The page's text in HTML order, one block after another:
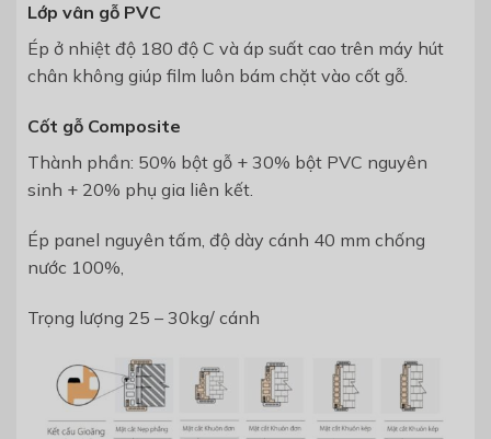
Lớp vân gỗ PVC
Ép ở nhiệt độ 180 độ C và áp suất cao trên máy hút
chân không giúp film luôn bám chặt vào cốt gỗ.
Cốt gỗ Composite
Thành phần: 50% bột gỗ + 30% bột PVC nguyên
sinh + 20% phụ gia liên kết.
Ép panel nguyên tấm, độ dày cánh 40 mm chống
nước 100%,
Trọng lượng 25 – 30kg/ cánh